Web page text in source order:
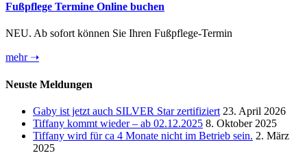
Fußpflege Termine Online buchen
NEU. Ab sofort können Sie Ihren Fußpflege-Termin
mehr ➝
Neuste Meldungen
Gaby ist jetzt auch SILVER Star zertifiziert 23. April 2026
Tiffany kommt wieder – ab 02.12.2025 8. Oktober 2025
Tiffany wird für ca 4 Monate nicht im Betrieb sein. 2. März
2025